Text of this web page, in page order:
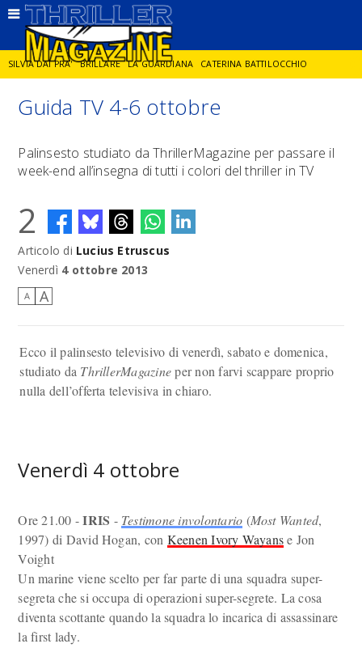
SILVIA DAI PRA' BRILLARE LA GUARDIANA CATERINA BATTILOCCHIO
JORGE DIAZ LA SPIA DELITTO IN CORNICE GIANCARLO DE CATALDO
DIEGO ZANDEL GLI ANNI DI PIETRA
Guida TV 4-6 ottobre
Palinsesto studiato da ThrillerMagazine per passare il
week-end all’insegna di tutti i colori del thriller in TV
2
Articolo di Lucius Etruscus
Venerdì 4 ottobre 2013
A A
Ecco il palinsesto televisivo di venerdì, sabato e domenica,
studiato da ThrillerMagazineper non farvi scappare proprio
nulla dell’offerta televisiva in chiaro.
Venerdì 4 ottobre
Ore 21.00 -IRIS - Testimone involontario (Most Wanted,
1997) di David Hogan, con Keenen Ivory Wayanse Jon
Voight
Un marine viene scelto per far parte di una squadra super-
segreta che si occupa di operazioni super-segrete. La cosa
diventa scottante quando la squadra lo incarica di assassinare
la first lady.